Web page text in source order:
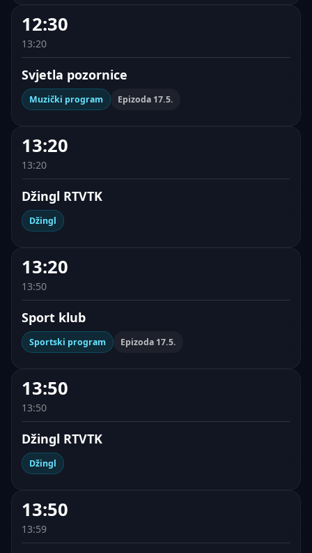
12:30
13:20
Svjetla pozornice
Muzički program Epizoda 17.5.
13:20
13:20
Džingl RTVTK
Džingl
13:20
13:50
Sport klub
Sportski program Epizoda 17.5.
13:50
13:50
Džingl RTVTK
Džingl
13:50
13:59